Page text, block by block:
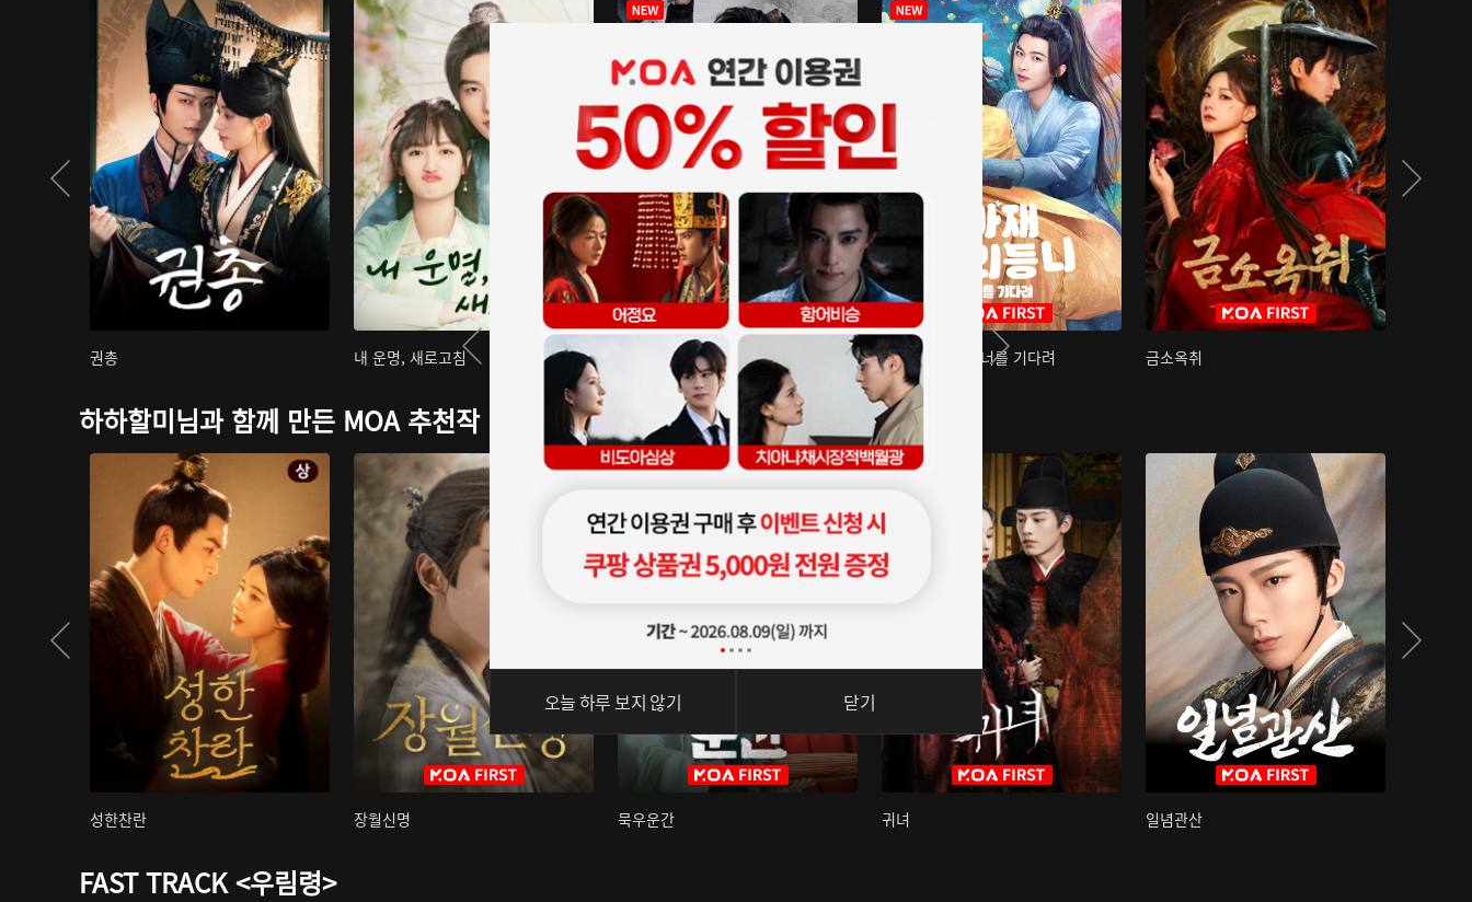
권총 내 운명, 새로고침 아재저리등니 : 너를 기다려 금소옥취
하하할미님과 함께 만든 MOA 추천작
성한찬란 장월신명 묵우운간 귀녀 일념관산
FAST TRACK <우림령>
오늘 하루 보지 않기 닫기